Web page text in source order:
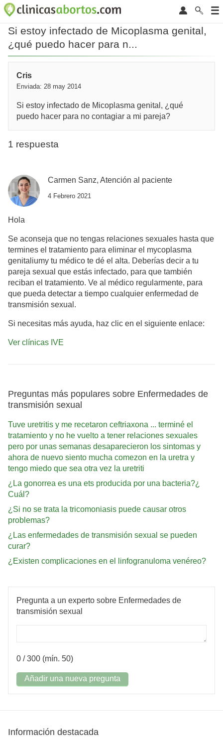
Si estoy infectado de Micoplasma genital,
¿qué puedo hacer para n...
Cris
Enviada: 28 may 2014
Si estoy infectado de Micoplasma genital, ¿qué
puedo hacer para no contagiar a mi pareja?
1 respuesta
Carmen Sanz, Atención al paciente
4 Febrero 2021
Hola
Se aconseja que no tengas relaciones sexuales hasta que
termines el tratamiento para eliminar el mycoplasma
genitaliumy tu médico te dé el alta. Deberías decir a tu
pareja sexual que estás infectado, para que también
reciban el tratamiento. Ve al médico regularmente, para
que pueda detectar a tiempo cualquier enfermedad de
transmisión sexual.
Si necesitas más ayuda, haz clic en el siguiente enlace:
Ver clínicas IVE
Preguntas más populares sobre Enfermedades de
transmisión sexual
Tuve uretritis y me recetaron ceftriaxona ... terminé el
tratamiento y no he vuelto a tener relaciones sexuales
pero por unas semanas desaparecieron los sintomas y
ahora de nuevo siento mucha comezon en la uretra y
tengo miedo que sea otra vez la uretriti
¿La gonorrea es una ets producida por una bacteria?¿
Cuál?
¿Si no se trata la tricomoniasis puede causar otros
problemas?
¿Las enfermedades de transmisión sexual se pueden
curar?
¿Existen complicaciones en el linfogranuloma venéreo?
Pregunta a un experto sobre Enfermedades de
transmisión sexual
0 / 300 (mín. 50)
Añadir una nueva pregunta
Información destacada